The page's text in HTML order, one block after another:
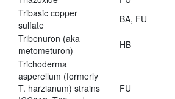
Tribasic copper
sulfate
BA, FU
Tribenuron (aka
metometuron)
HB
Trichoderma
asperellum (formerly
T. harzianum) strains
FU